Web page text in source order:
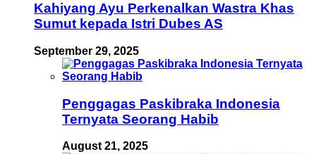
Kahiyang Ayu Perkenalkan Wastra Khas
Sumut kepada Istri Dubes AS
September 29, 2025
Penggagas Paskibraka Indonesia
Ternyata Seorang Habib
August 21, 2025